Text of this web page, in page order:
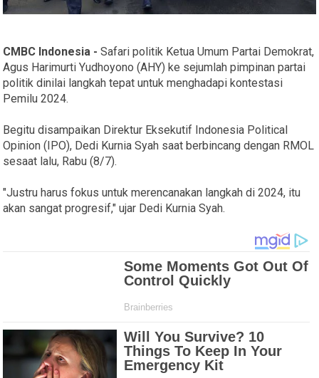
CMBC Indonesia -Safari politik Ketua Umum Partai Demokrat,
Agus Harimurti Yudhoyono (AHY) ke sejumlah pimpinan partai
politik dinilai langkah tepat untuk menghadapi kontestasi
Pemilu 2024.
Begitu disampaikan Direktur Eksekutif Indonesia Political
Opinion (IPO), Dedi Kurnia Syah saat berbincang dengan RMOL
sesaat lalu, Rabu (8/7).
"Justru harus fokus untuk merencanakan langkah di 2024, itu
akan sangat progresif," ujar Dedi Kurnia Syah.